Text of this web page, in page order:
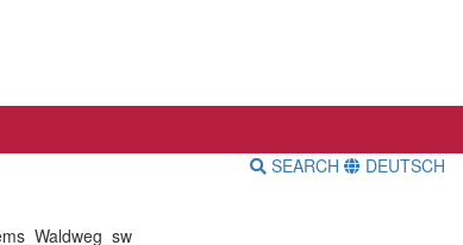
SEARCH DEUTSCH